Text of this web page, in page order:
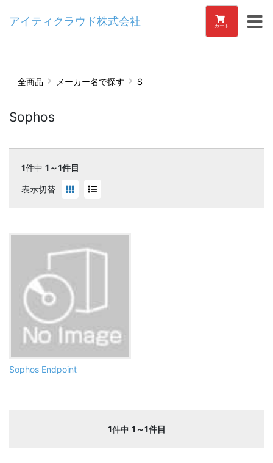
アイティクラウド株式会社 カート
全商品 メーカー名で探す S
Sophos
1件中 1～1件目
表示切替
Sophos Endpoint
1件中 1～1件目